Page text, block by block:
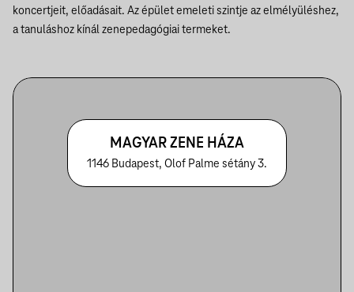
koncertjeit, előadásait. Az épület emeleti szintje az elmélyüléshez,
a tanuláshoz kínál zenepedagógiai termeket.
MAGYAR ZENE HÁZA
1146 Budapest, Olof Palme sétány 3.